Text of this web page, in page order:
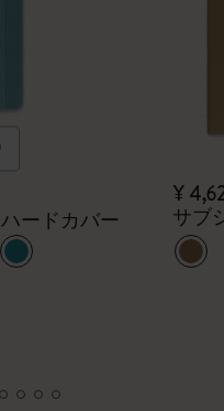
ハードカバー
¥
サブ